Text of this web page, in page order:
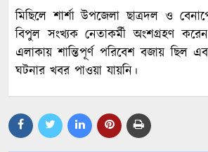
মিছিলে শার্শা উপজেলা ছাত্রদল ও
বিপুল সংখ্যক নেতাকর্মী অংশগ্রহণ
এলাকায় শান্তিপূর্ণ পরিবেশ বজায় ছিল
ঘটনার খবর পাওয়া যায়নি।